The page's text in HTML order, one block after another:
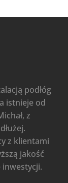
podłóg
istnieje od
z
z klientami
jakość